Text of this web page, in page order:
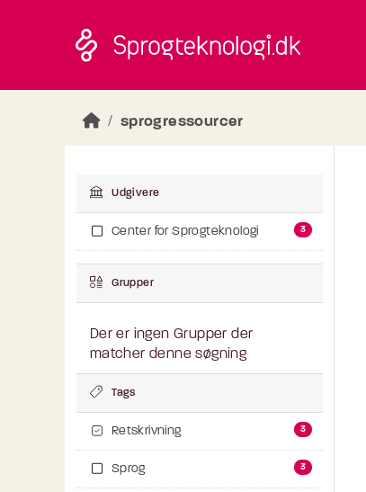
sprogressourcer
Udgivere
Center for Sprogteknologi 3
Grupper
Der er ingen Grupper der
matcher denne søgning
Tags
Retskrivning 3
Sprog 3